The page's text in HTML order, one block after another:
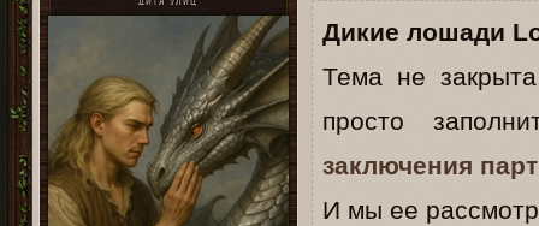
Дикие лошади
Тема не
просто
заключения
И мы ее